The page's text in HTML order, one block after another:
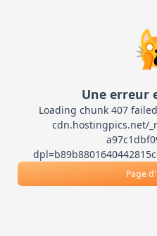
Une erreur
Loading chunk 407
cdn.hostingpics.net/
Page